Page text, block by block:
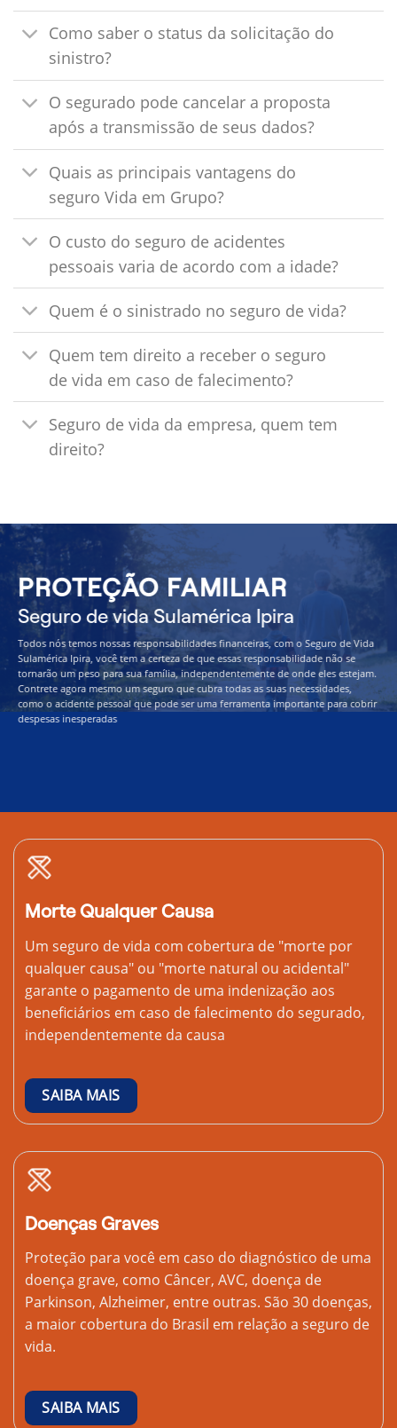
Como saber o status da solicitação do
sinistro?
O segurado pode cancelar a proposta
após a transmissão de seus dados?
Quais as principais vantagens do
seguro Vida em Grupo?
O custo do seguro de acidentes
pessoais varia de acordo com a idade?
Quem é o sinistrado no seguro de vida?
Quem tem direito a receber o seguro
de vida em caso de falecimento?
Seguro de vida da empresa, quem tem
direito?
PROTEÇÃO FAMILIAR
Seguro de vida Sulamérica Ipira
Todos nós temos nossas responsabilidades financeiras, com o Seguro de Vida
Sulamérica Ipira, você tem a certeza de que essas responsabilidade não se
tornarão um peso para sua família, independentemente de onde eles estejam.
Contrete agora mesmo um seguro que cubra todas as suas necessidades,
como o acidente pessoal que pode ser uma ferramenta importante para cobrir
despesas inesperadas
Morte Qualquer Causa
Um seguro de vida com cobertura de "morte por
qualquer causa" ou "morte natural ou acidental"
garante o pagamento de uma indenização aos
beneficiários em caso de falecimento do segurado,
independentemente da causa
SAIBA MAIS
Doenças Graves
Proteção para você em caso do diagnóstico de uma
doença grave, como Câncer, AVC, doença de
Parkinson, Alzheimer, entre outras. São 30 doenças,
a maior cobertura do Brasil em relação a seguro de
vida.
SAIBA MAIS